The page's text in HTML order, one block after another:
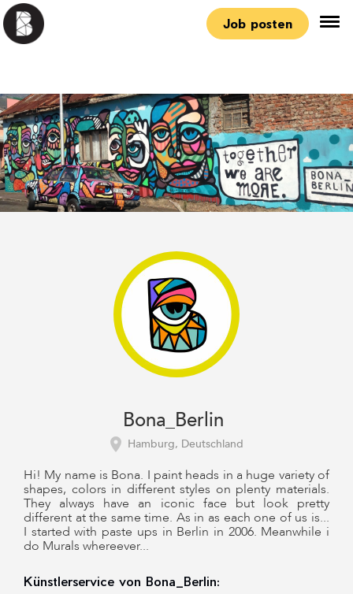
Job posten
Bona_Berlin
Hamburg, Deutschland
Hi! My name is Bona. I paint heads in a huge variety of
shapes, colors in different styles on plenty materials.
They always have an iconic face but look pretty
different at the same time. As in as each one of us is...
I started with paste ups in Berlin in 2006. Meanwhile i
do Murals whereever...
Künstlerservice von Bona_Berlin: